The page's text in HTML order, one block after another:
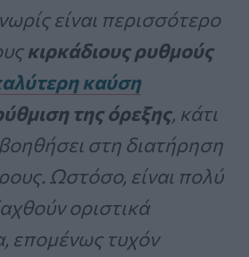
είναι περισσότερο
κιρκάδιους ρυθμούς
καύση
της όρεξης, κάτι
στη διατήρηση
Ωστόσο, είναι πολύ
οριστικά
επομένως τυχόν